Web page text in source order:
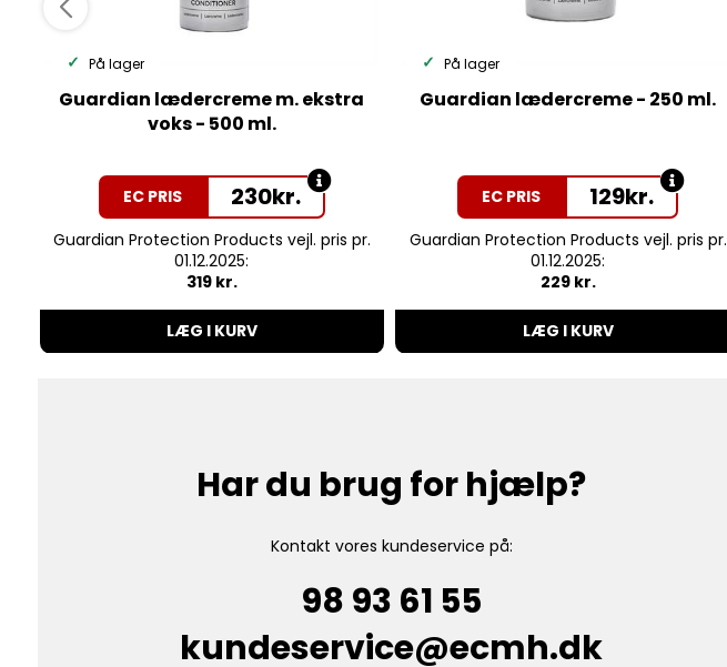
På lager
Guardian lædercreme m. ekstra
voks - 500 ml.
EC PRIS 230kr.
Guardian Protection Products vejl. pris pr.
01.12.2025:
319 kr.
LÆG I KURV
På lager
Guardian lædercreme - 250 ml.
EC PRIS 129kr.
Guardian Protection Products vejl. pris pr.
01.12.2025:
229 kr.
LÆG I KURV
Har du brug for hjælp?
Kontakt vores kundeservice på:
98 93 61 55
kundeservice@ecmh.dk